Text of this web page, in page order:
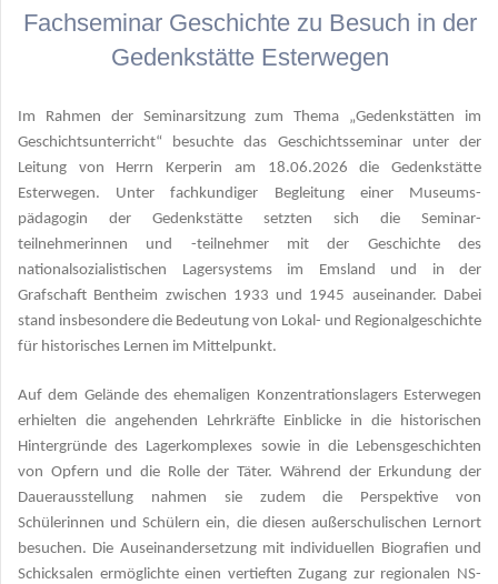
Fachseminar Geschichte zu Besuch in der
Gedenkstätte Esterwegen
Im Rahmen der Seminarsitzung zum Thema „Gedenkstätten im
Geschichtsunterricht“ besuchte das Geschichtsseminar unter der
Leitung von Herrn Kerperin am 18.06.2026 die Gedenkstätte
Esterwegen. Unter fachkundiger Begleitung einer Museums-
pädagogin der Gedenkstätte setzten sich die Seminar-
teilnehmerinnen und -teilnehmer mit der Geschichte des
nationalsozialistischen Lagersystems im Emsland und in der
Grafschaft Bentheim zwischen 1933 und 1945 auseinander. Dabei
stand insbesondere die Bedeutung von Lokal- und Regionalgeschichte
für historisches Lernen im Mittelpunkt.
Auf dem Gelände des ehemaligen Konzentrationslagers Esterwegen
erhielten die angehenden Lehrkräfte Einblicke in die historischen
Hintergründe des Lagerkomplexes sowie in die Lebensgeschichten
von Opfern und die Rolle der Täter. Während der Erkundung der
Dauerausstellung nahmen sie zudem die Perspektive von
Schülerinnen und Schülern ein, die diesen außerschulischen Lernort
besuchen. Die Auseinandersetzung mit individuellen Biografien und
Schicksalen ermöglichte einen vertieften Zugang zur regionalen NS-